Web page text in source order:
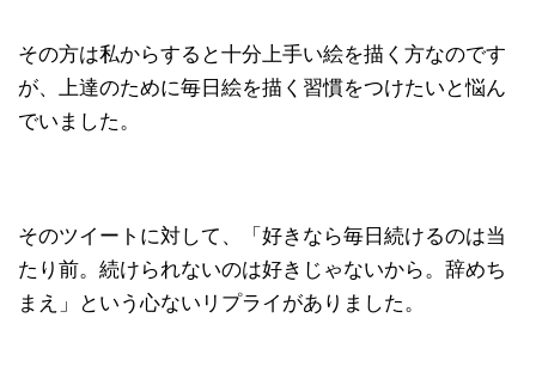
その方は私からすると十分上手い絵を描く方なのです
が、上達のために毎日絵を描く習慣をつけたいと悩ん
でいました。
そのツイートに対して、「好きなら毎日続けるのは当
たり前。続けられないのは好きじゃないから。辞めち
まえ」という心ないリプライがありました。